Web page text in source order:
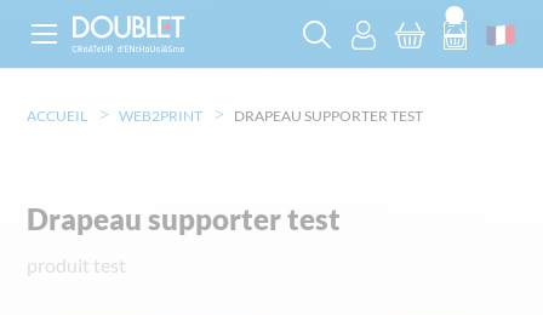
ACCUEIL WEB2PRINT DRAPEAU SUPPORTER TEST
Drapeau supporter test
produit test